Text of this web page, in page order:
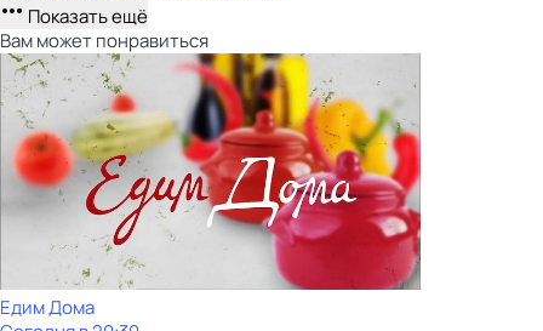
Показать ещё
Вам может понравиться
Едим Дома